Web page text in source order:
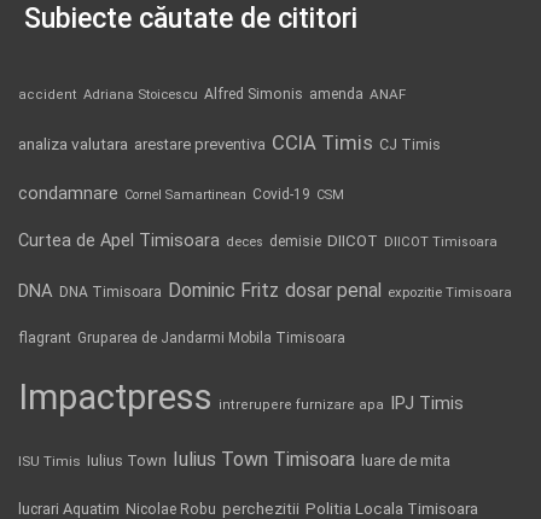
Subiecte căutate de cititori
accident Adriana Stoicescu Alfred Simonis amenda ANAF
analiza valutara arestare preventiva CCIA Timis CJ Timis
condamnare Cornel Samartinean Covid-19 CSM
Curtea de Apel Timisoara deces demisie DIICOT DIICOT Timisoara
DNA DNA Timisoara Dominic Fritz dosar penal expozitie Timisoara
flagrant Gruparea de Jandarmi Mobila Timisoara
Impactpress intrerupere furnizare apa IPJ Timis
ISU Timis Iulius Town Iulius Town Timisoara luare de mita
lucrari Aquatim Nicolae Robu perchezitii Politia Locala Timisoara